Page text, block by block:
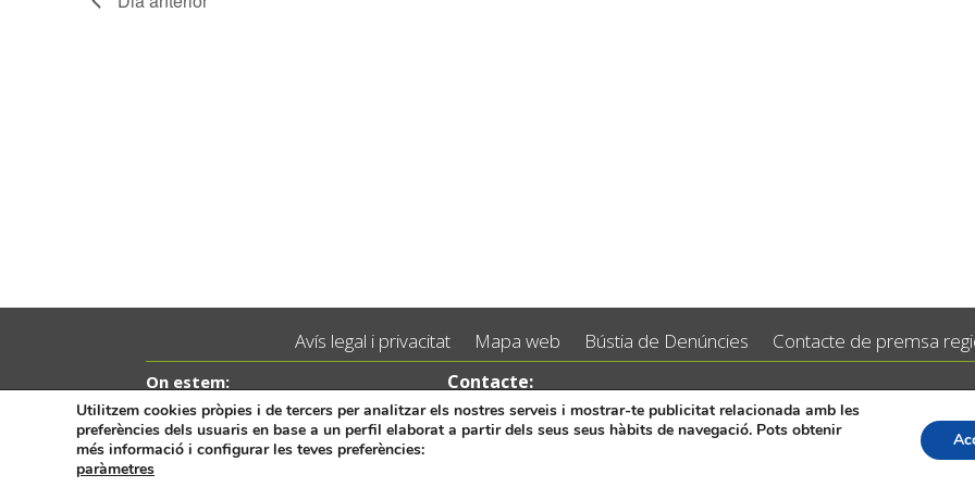
Avís legal i privacitat Mapa web Bústia de Denúncies Contacte de premsa
On estem:
Placeta de Molina, 4
03830 Muro d’Alcoi, Alicante,
España
Contacte:
Tel.: 96 5530557
email:info@vilademuro.net
Utilitzem cookies pròpies i de tercers per analitzar els nostres serveis i mostrar-te publicitat relacionada amb les
preferències dels usuaris en base a un perfil elaborat a partir dels seus seus hàbits de navegació. Pots obtenir
més informació i configurar les teves preferències:
paràmetres